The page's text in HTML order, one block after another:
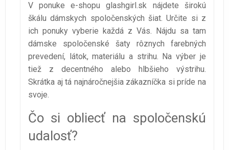
V ponuke e-shopu glashgirl.sk nájdete širokú
škálu dámskych spoločenských šiat. Určite si z
ich ponuky vyberie každá z Vás. Nájdu sa tam
dámske spoločenské šaty rôznych farebných
prevedení, látok, materiálu a strihu. Na výber je
tiež z decentného alebo hlbšieho výstrihu.
Skrátka aj tá najnáročnejšia zákazníčka si príde na
svoje.
Čo si obliecť na spoločenskú
udalosť?